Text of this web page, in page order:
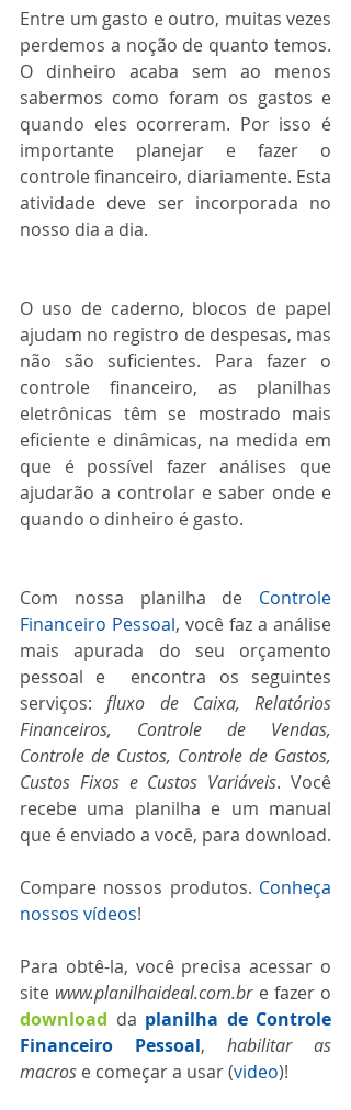
Entre um gasto e outro, muitas vezes
perdemos a noção de quanto temos.
O dinheiro acaba sem ao menos
sabermos como foram os gastos e
quando eles ocorreram. Por isso é
importante planejar e fazer o
controle financeiro, diariamente. Esta
atividade deve ser incorporada no
nosso dia a dia.
O uso de caderno, blocos de papel
ajudam no registro de despesas, mas
não são suficientes. Para fazer o
controle financeiro, as planilhas
eletrônicas têm se mostrado mais
eficiente e dinâmicas, na medida em
que é possível fazer análises que
ajudarão a controlar e saber onde e
quando o dinheiro é gasto.
Com nossa planilha de Controle
Financeiro Pessoal, você faz a análise
mais apurada do seu orçamento
pessoal e  encontra os seguintes
serviços: fluxo de Caixa, Relatórios
Financeiros, Controle de Vendas,
Controle de Custos, Controle de Gastos,
Custos Fixos e Custos Variáveis. Você
recebe uma planilha e um manual
Compare nossos produtos. Conheça
nossos vídeos!
Para obtê-la, você precisa acessar o
site www.planilhaideal.com.br
download da planilha de Controle
Financeiro Pessoal, habilitar as
macros e começar a usar (video)!